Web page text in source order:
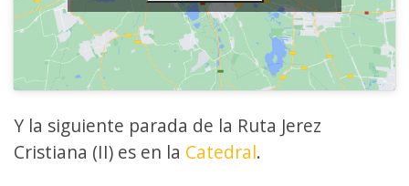
Y la siguiente parada de la Ruta Jerez
Cristiana (II) es en la Catedral.